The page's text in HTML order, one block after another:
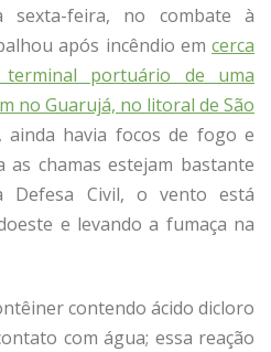
sexta-feira, no combate à
após incêndio em cerca
portuário de uma
no Guarujá, no litoral de São
ainda havia focos de fogo e
as chamas estejam bastante
Defesa Civil, o vento está
e levando a fumaça na
contendo ácido dicloro
com água; essa reação